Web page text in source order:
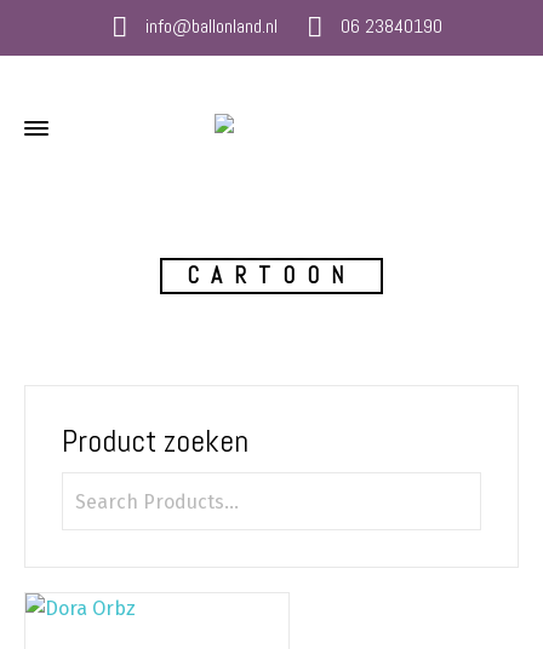
info@ballonland.nl 06 23840190
CARTOON
Product zoeken